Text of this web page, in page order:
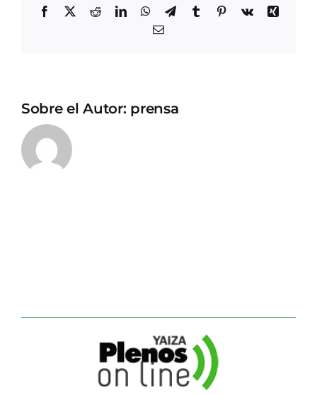
Facebook
X RedditLinkedInWhatsApp
TelegramTumblrPinterest
Vk
Xing
Correo
Sobre el Autor: prensa